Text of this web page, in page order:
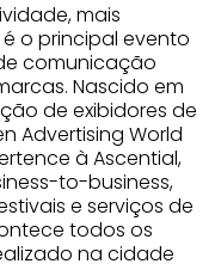
mais
o principal evento
comunicação
Nascido em
de exibidores de
Advertising World
à Ascential,
to-business,
e serviços de
todos os
na cidade